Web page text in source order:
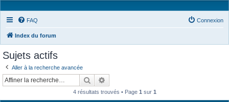
FAQ Connexion
Index du forum
Sujets actifs
Aller à la recherche avancée
Rechercher
4 résultats trouvés • Page 1 sur 1